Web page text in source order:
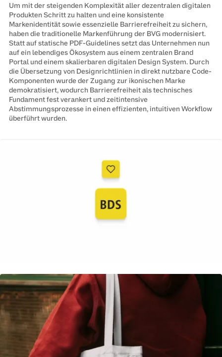
Um mit der steigenden Komplexität aller dezentralen digitalen
Produkten Schritt zu halten und eine konsistente
Markenidentität sowie essenzielle Barrierefreiheit zu sichern,
haben die traditionelle Markenführung der BVG modernisiert.
Statt auf statische PDF-Guidelines setzt das Unternehmen nun
auf ein lebendiges Ökosystem aus einem zentralen Brand
Portal und einem skalierbaren digitalen Design System. Durch
die Übersetzung von Designrichtlinien in direkt nutzbare Code-
Komponenten wurde der Zugang zur ikonischen Marke
demokratisiert, wodurch Barrierefreiheit als technisches
Fundament fest verankert und zeitintensive
Abstimmungsprozesse in einen effizienten, intuitiven Workflow
überführt wurden.